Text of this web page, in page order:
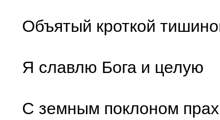
Объятый кроткой
Я славлю Бога и целую
С земным поклоном